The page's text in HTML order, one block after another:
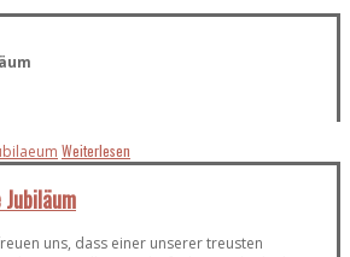
Weiterlesen
uns, dass einer unserer treusten